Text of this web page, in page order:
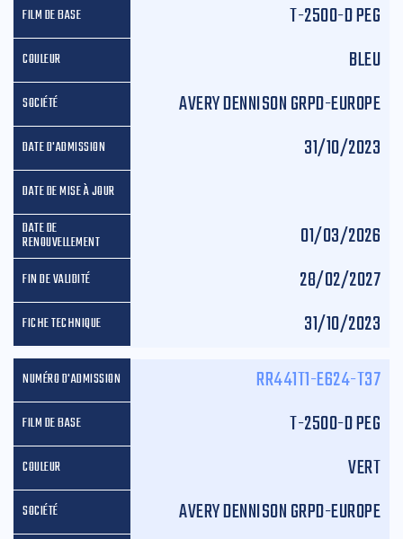
T-2500-D PEG
BLEU
AVERY DENNISON GRPD-EUROPE
31/10/2023
01/03/2026
28/02/2027
31/10/2023
RR441T1-E624-T37
T-2500-D PEG
VERT
AVERY DENNISON GRPD-EUROPE